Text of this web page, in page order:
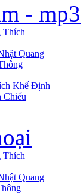
- mp3
Thích
Quang
Khế Định
Chiếu
Thích
Quang